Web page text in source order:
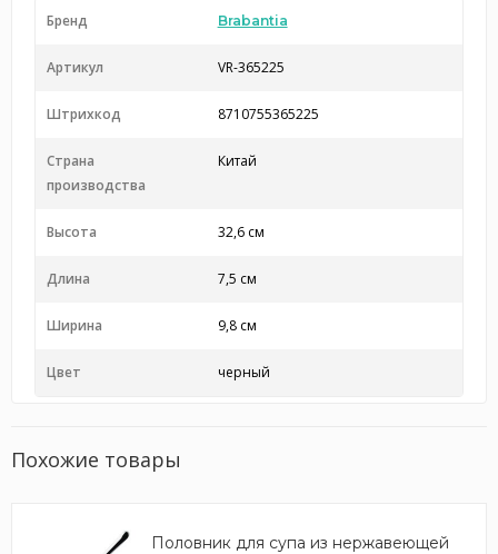
Бренд Brabantia
Артикул VR-365225
Штрихкод 8710755365225
Страна
производства
Китай
Высота 32,6 см
Длина 7,5 см
Ширина 9,8 см
Цвет черный
Похожие товары
Половник для супа из нержавеющей